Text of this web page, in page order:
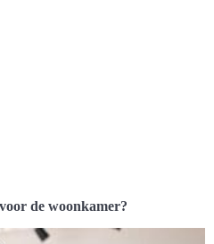
de woonkamer?